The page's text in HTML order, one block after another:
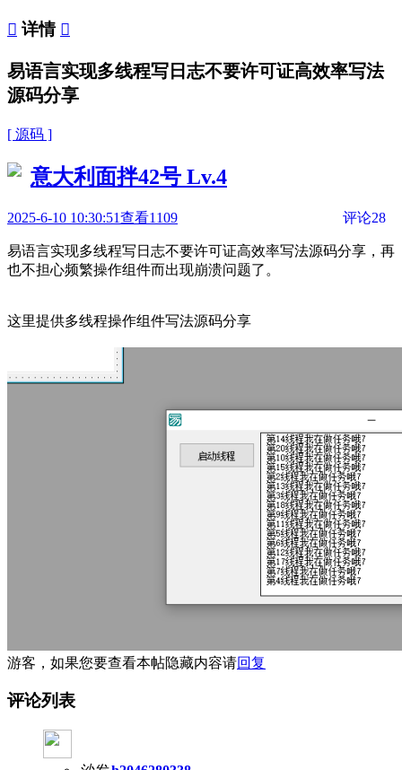
 详情 
易语言实现多线程写日志不要许可证高效率写法
源码分享
[ 源码 ]
意大利面拌42号 Lv.4
2025-6-10 10:30:51查看1109 评论28
易语言实现多线程写日志不要许可证高效率写法源码分享，再
也不担心频繁操作组件而出现崩溃问题了。
这里提供多线程操作组件写法源码分享
游客，如果您要查看本帖隐藏内容请回复
评论列表